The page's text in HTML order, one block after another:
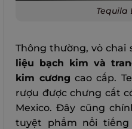
Tequila
Thông thường, vỏ chai
liệu bạch kim và
kim cương cao cấp.
rượu được chưng cất
Mexico. Đây cũng
tuyệt phẩm nổi